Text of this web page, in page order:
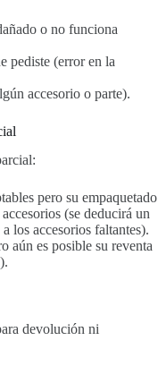
o no funciona
pediste (error en la
accesorio o parte).
pero su empaquetado
(se deducirá un
los accesorios faltantes).
aún es posible su reventa
devolución ni